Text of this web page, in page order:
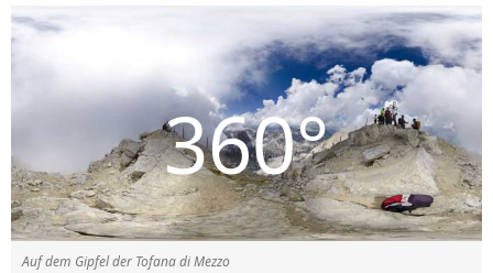
Auf dem Gipfel der Tofana di Mezzo